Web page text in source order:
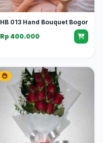
HB 013 Hand Bouquet Bogor
Rp 400.000